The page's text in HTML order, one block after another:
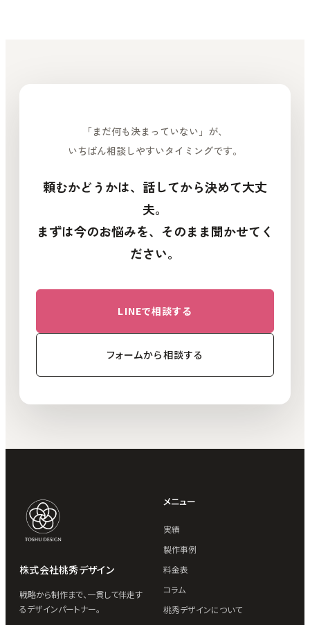
「まだ何も決まっていない」が、
いちばん相談しやすいタイミングです。
頼むかどうかは、話してから決めて大丈
夫。
まずは今のお悩みを、そのまま聞かせてく
ださい。
LINEで相談する
フォームから相談する
株式会社桃秀デザイン
戦略から制作まで、一貫して伴走す
るデザインパートナー。
メニュー
実績
製作事例
料金表
コラム
桃秀デザインについて